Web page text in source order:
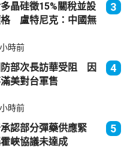
晶硅徵15%關稅並設
盧特尼克：中國無
3
時前
部次長訪華受阻 因
美對台軍售
4
時前
認部分彈藥供應緊
峽協議未達成
5